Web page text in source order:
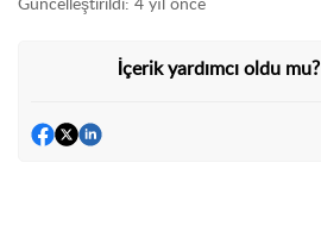
İçerik yardımcı oldu mu?